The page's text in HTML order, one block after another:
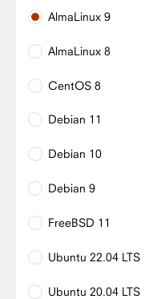
AlmaLinux 9
AlmaLinux 8
CentOS 8
Debian 11
Debian 10
Debian 9
FreeBSD 11
Ubuntu 22.04 LTS
Ubuntu 20.04 LTS